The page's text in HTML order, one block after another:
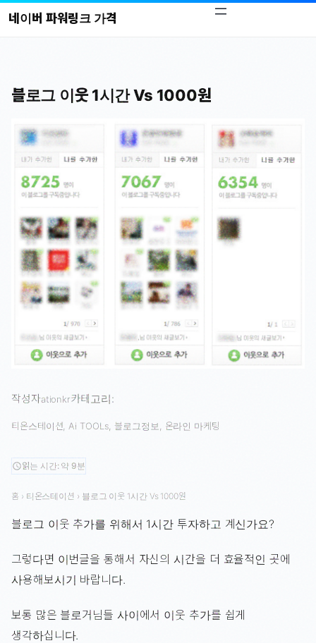
콘
네이버 파워링크 가격
블로그 이웃 1시간 Vs 1000원
작성자ationkr카테고리:
티온스테이션 Ai TOOLs , 블로그정보 온라인 마케팅
schedule읽는 시간: 약 9분
홈 › 티온스테이션 › 블로그 이웃 1시간 Vs 1000원
블로그 이웃 추가를 위해서 1시간 투자하고 계신가요?
그렇다면 이번글을 통해서 자신의 시간을 더 효율적인 곳에
사용해보시기 바랍니다.
보통 많은 블로거님들 사이에서 이웃 추가를 쉽게
생각하십니다.